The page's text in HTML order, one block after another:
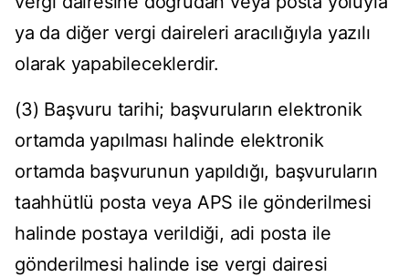
ya da diğer vergi daireleri aracılığıyla yazılı
olarak yapabileceklerdir.
(3) Başvuru tarihi; başvuruların elektronik
ortamda yapılması halinde elektronik
ortamda başvurunun yapıldığı, başvuruların
taahhütlü posta veya APS ile gönderilmesi
halinde postaya verildiği, adi posta ile
gönderilmesi halinde ise vergi dairesi